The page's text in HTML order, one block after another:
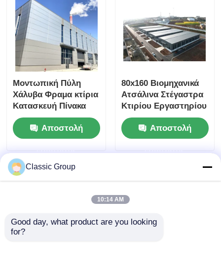
Μοντωπική Πύλη
Χάλυβα Φραμα κτίρια
Κατασκευή Πίνακα
τοίχου ALC
Προσαρμοσμένο
Αποστολή
ερώτησης
80x160 Βιομηχανικά
Ατσάλινα Στέγαστρα
Κτιρίου Εργαστηρίου
Πάνελ Σάντουιτς
Αποστολή
ερώτησης
Classic Group
10:14 AM
Good day, what product are you looking
for?